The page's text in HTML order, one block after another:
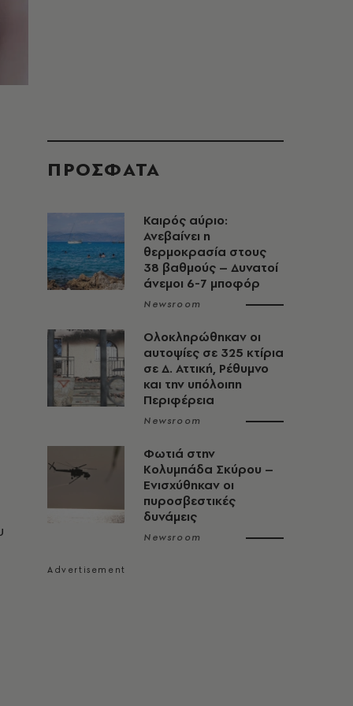
ΠΡΟΣΦΑΤΑ
Καιρός αύριο:
Ανεβαίνει η
θερμοκρασία στους
38 βαθμούς – Δυνατοί
άνεμοι 6-7 μποφόρ
Newsroom
Ολοκληρώθηκαν οι
αυτοψίες σε 325 κτίρια
σε Δ. Αττική, Ρέθυμνο
και την υπόλοιπη
Περιφέρεια
Newsroom
Φωτιά στην
Κολυμπάδα Σκύρου –
Ενισχύθηκαν οι
πυροσβεστικές
δυνάμεις
Newsroom